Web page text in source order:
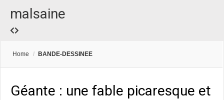
malsaine
Home / BANDE-DESSINEE
Géante : une fable picaresque et